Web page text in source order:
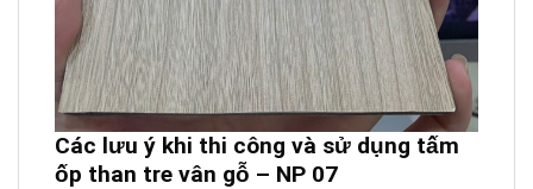
Các lưu ý khi thi công và sử dụng tấm
ốp than tre vân gỗ – NP 07